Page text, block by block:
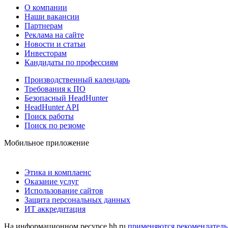
О компании
Наши вакансии
Партнерам
Реклама на сайте
Новости и статьи
Инвесторам
Кандидаты по профессиям
Производственный календарь
Требования к ПО
Безопасный HeadHunter
HeadHunter API
Поиск работы
Поиск по резюме
Мобильное приложение
Этика и комплаенс
Оказание услуг
Использование сайтов
Защита персональных данных
ИТ аккредитация